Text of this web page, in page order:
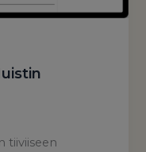
tiiviiseen